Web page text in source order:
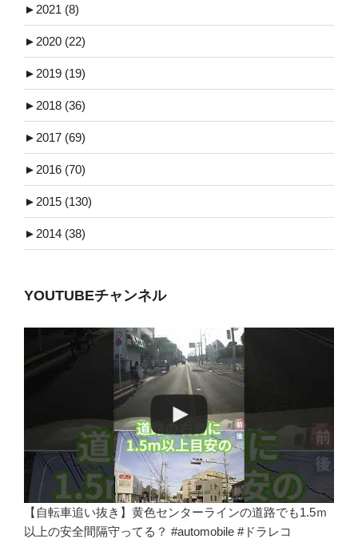
► 2021 (8)
► 2020 (22)
► 2019 (19)
► 2018 (36)
► 2017 (69)
► 2016 (70)
► 2015 (130)
► 2014 (38)
YOUTUBEチャンネル
【自転車追い抜き】黄色センターラインの道路でも1.5ｍ
以上の安全間隔守ってる？ #automobile #ドラレコ